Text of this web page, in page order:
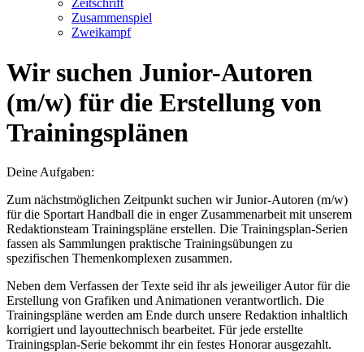
Zeitschrift
Zusammenspiel
Zweikampf
Wir suchen Junior-Autoren
(m/w) für die Erstellung von
Trainingsplänen
Deine Aufgaben:
Zum nächstmöglichen Zeitpunkt suchen wir Junior-Autoren (m/w)
für die Sportart Handball die in enger Zusammenarbeit mit unserem
Redaktionsteam Trainingspläne erstellen. Die Trainingsplan-Serien
fassen als Sammlungen praktische Trainingsübungen zu
spezifischen Themenkomplexen zusammen.
Neben dem Verfassen der Texte seid ihr als jeweiliger Autor für die
Erstellung von Grafiken und Animationen verantwortlich. Die
Trainingspläne werden am Ende durch unsere Redaktion inhaltlich
korrigiert und layouttechnisch bearbeitet. Für jede erstellte
Trainingsplan-Serie bekommt ihr ein festes Honorar ausgezahlt.